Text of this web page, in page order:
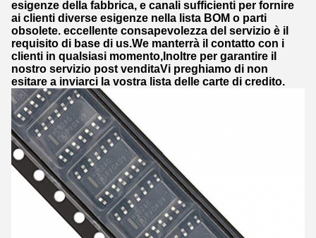
esigenze della fabbrica, e canali sufficienti per fornire
ai clienti diverse esigenze nella lista BOM o parti
obsolete. eccellente consapevolezza del servizio è il
requisito di base di us.We manterrà il contatto con i
clienti in qualsiasi momento,Inoltre per garantire il
nostro servizio post venditaVi preghiamo di non
esitare a inviarci la vostra lista delle carte di credito.